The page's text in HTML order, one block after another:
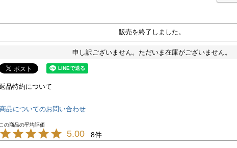
販売を終了しました。
申し訳ございません。ただいま在庫がございません。
品特約について
商品についてのお問い合わせ
5.00 8